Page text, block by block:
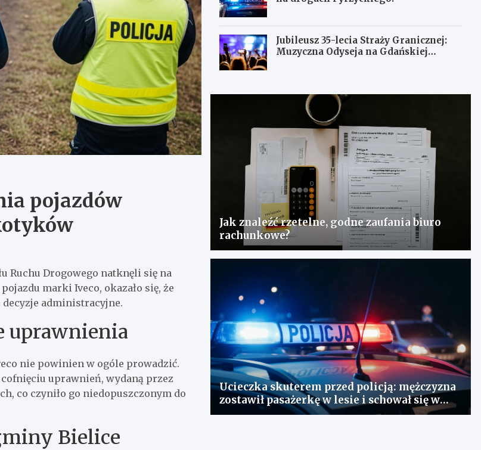
pojazdów
Ruchu Drogowego natknęli się na
marki Iveco, okazało się, że
administracyjne.
uprawnienia
nie powinien w ogóle prowadzić.
uprawnień, wydaną przez
co czyniło go niedopuszczonym do
Bielice
Jubileusz 35-lecia Straży Granicznej:
Muzyczna Odyseja na Gdańskiej
Jak znaleźć rzetelne, godne zaufania biuro
rachunkowe?
Ucieczka skuterem przed policją: mężczyzna
zostawił pasażerkę w lesie i schował się w
lodówce